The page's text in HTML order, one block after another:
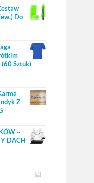
Do
Sztuk)
Z
~
DACH